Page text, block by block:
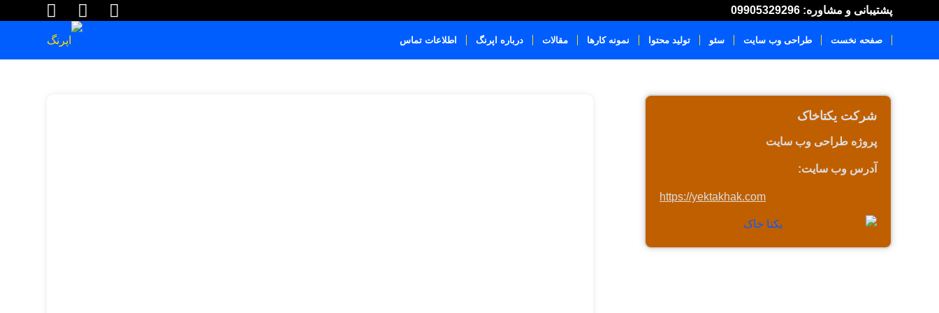
پشتیبانی و مشاوره: 09905329296
صفحه نخست طراحی وب سایت سئو تولید محتوا نمونه کارها مقالات درباره اپرنگ اطلاعات تماس
شرکت یکتاخاک
پروژه طراحی وب سایت
آدرس وب سایت:
https://yektakhak.com